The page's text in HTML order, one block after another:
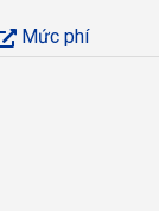
Mức phí